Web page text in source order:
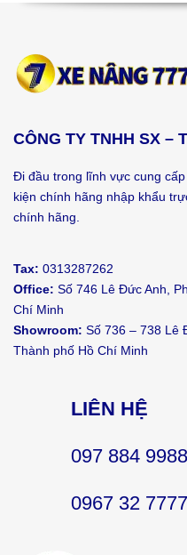
CÔNG TY TNHH SX –
Đi đầu trong lĩnh vực cung
kiện chính hãng nhập khẩu
chính hãng.
Tax: 0313287262
Office: Số 746 Lê Đức Anh,
Chí Minh
Showroom: Số 736 – 738 Lê
Thành phố Hồ Chí Minh
LIÊN HỆ
097 884 9988
0967 32 7777